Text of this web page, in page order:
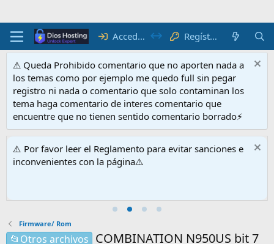
Acceder Regístrate
⚠ Queda Prohibido comentario que no aporten nada a
los temas como por ejemplo me quedo full sin pegar
registro ni nada o comentario que solo contaminan los
tema haga comentario de interes comentario que
encuentre que no tienen sentido comentario borrado⚡
⚠️ Por favor leer el Reglamento para evitar sanciones e
inconvenientes con la página⚠️
Firmware/ Rom
📂Otros archivos COMBINATION N950US bit 7